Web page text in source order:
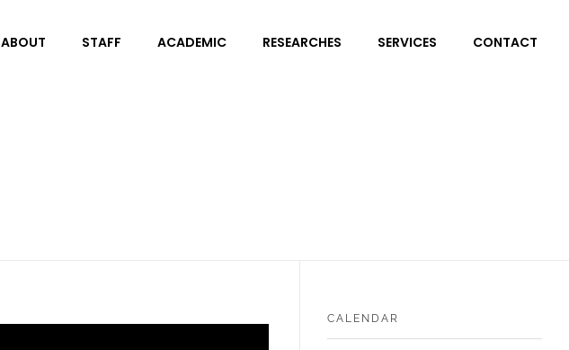
ABOUT STAFF ACADEMIC RESEARCHES SERVICES CONTACT
CALENDAR